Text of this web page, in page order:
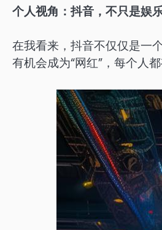
个人视角：抖音，不只是娱
在我看来，抖音不仅仅是一
有机会成为“网红”，每个人